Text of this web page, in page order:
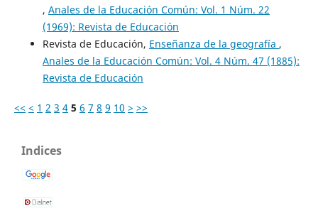
, Anales de la Educación Común: Vol. 1 Núm. 22
(1969): Revista de Educación
Revista de Educación, Enseñanza de la geografía ,
Anales de la Educación Común: Vol. 4 Núm. 47 (1885):
Revista de Educación
<< < 1 2 3 4 5 6 7 8 9 10 > >>
Indices